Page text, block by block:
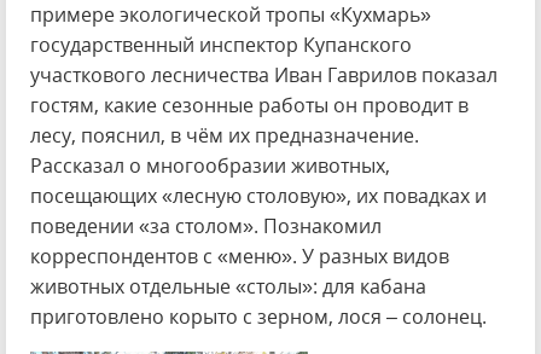
примере экологической тропы «Кухмарь»
государственный инспектор Купанского
участкового лесничества Иван Гаврилов показал
гостям, какие сезонные работы он проводит в
лесу, пояснил, в чём их предназначение.
Рассказал о многообразии животных,
посещающих «лесную столовую», их повадках и
поведении «за столом». Познакомил
корреспондентов с «меню». У разных видов
животных отдельные «столы»: для кабана
приготовлено корыто с зерном, лося – солонец.